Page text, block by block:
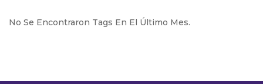
No Se Encontraron Tags En El Último Mes.